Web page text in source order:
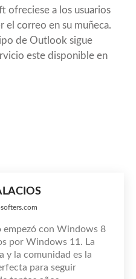
ofreciese a los usuarios
el correo en su muñeca.
de Outlook sigue
este disponible en
empezó con Windows 8
por Windows 11. La
y la comunidad es la
para seguir